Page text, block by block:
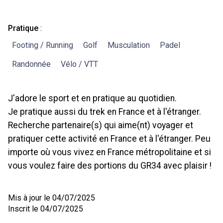
Pratique :
Footing / Running
Golf Musculation
Padel
Randonnée
Vélo / VTT
J'adore le sport et en pratique au quotidien.
Je pratique aussi du trek en France et à l'étranger.
Recherche partenaire(s) qui aime(nt) voyager et
pratiquer cette activité en France et à l'étranger. Peu
importe où vous vivez en France métropolitaine et si
vous voulez faire des portions du GR34 avec plaisir !
Mis à jour le 04/07/2025
Inscrit le 04/07/2025